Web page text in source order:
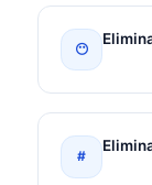
😶
#